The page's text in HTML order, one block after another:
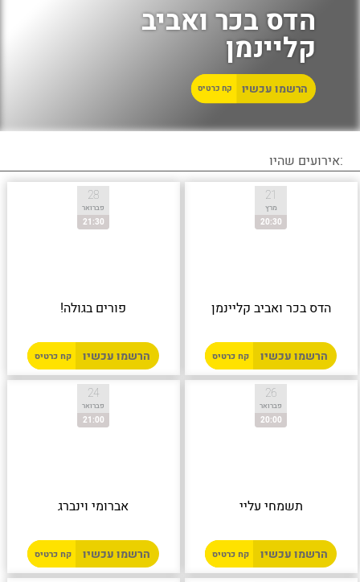
הדס בכר ואביב
קליינמן
הרשמו עכשיו קח כרטיס
:אירועים שהיו
21
מרץ
20:30
הדס בכר ואביב קליינמן
הרשמו עכשיו קח כרטיס
28
פברואר
21:30
פורים בגולה!
הרשמו עכשיו קח כרטיס
26
פברואר
20:00
תשמחי עליי
הרשמו עכשיו קח כרטיס
24
פברואר
21:00
אברומי וינברג
הרשמו עכשיו קח כרטיס